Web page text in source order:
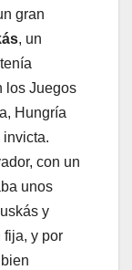
gran
, un
los Juegos
Hungría
invicta.
con un
unos
y
fija, y por